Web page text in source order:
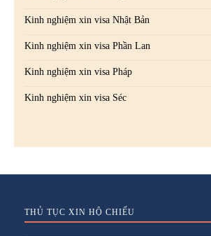
Kinh nghiệm xin visa Nhật Bản
Kinh nghiệm xin visa Phần Lan
Kinh nghiệm xin visa Pháp
Kinh nghiệm xin visa Séc
THỦ TỤC XIN HỘ CHIẾU